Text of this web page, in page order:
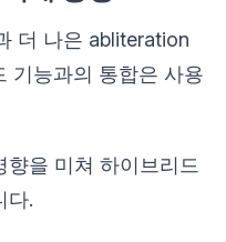
더 나은 abliteration
기능과의 통합은 사용
향을 미쳐 하이브리드
다.